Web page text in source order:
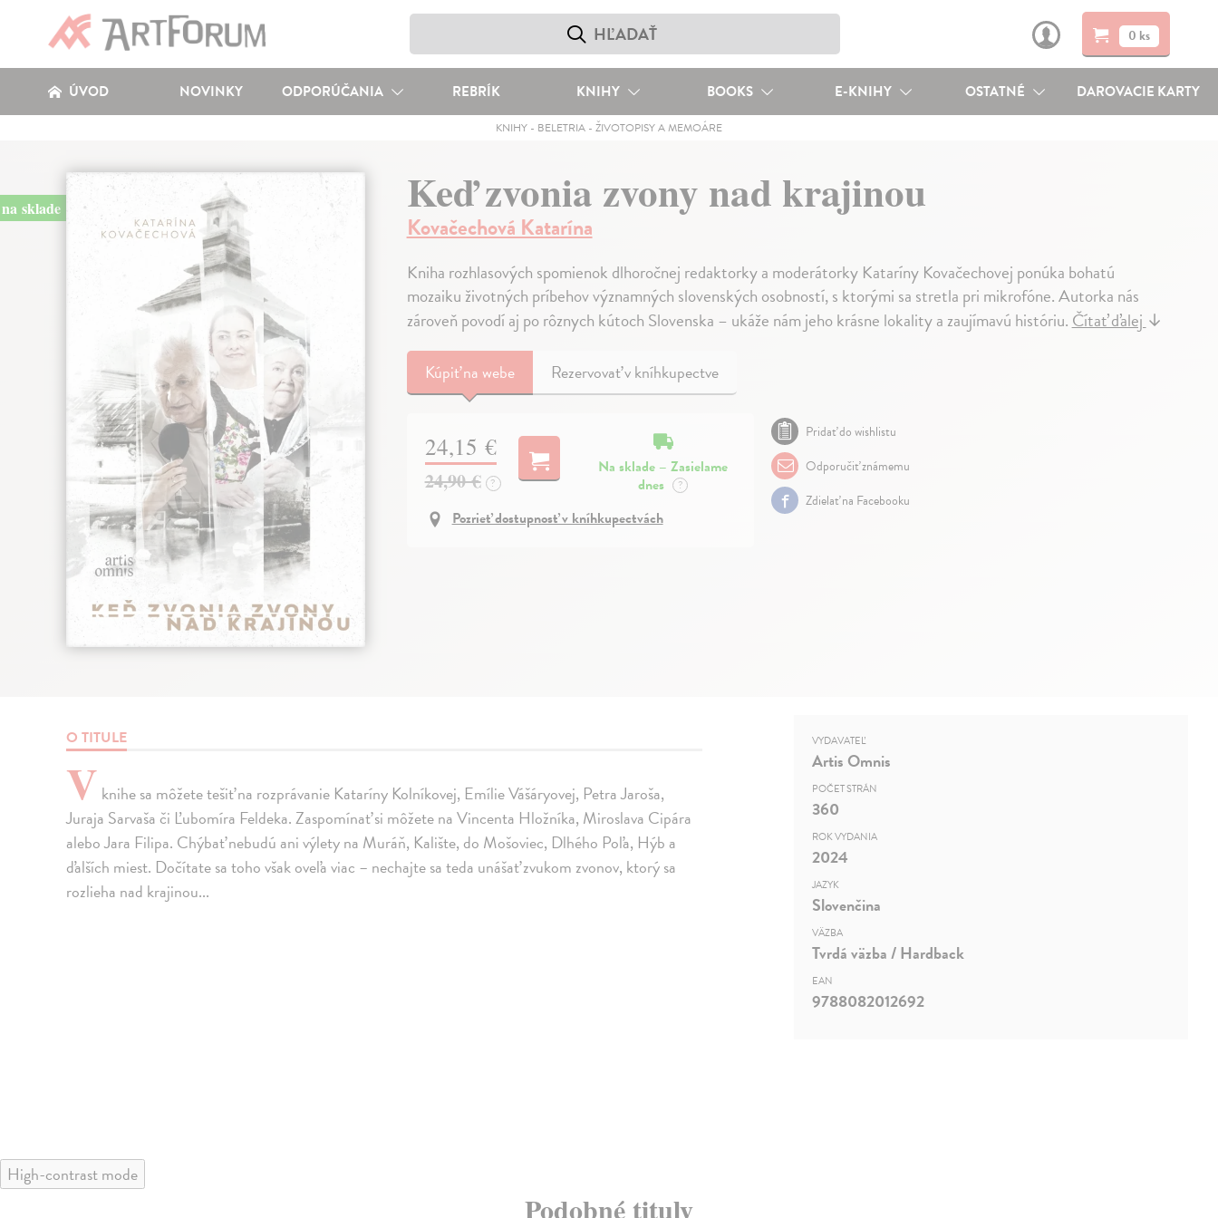
0 ks
ÚVOD NOVINKY ODPORÚČANIA REBRÍK KNIHY BOOKS E-KNIHY OSTATNÉ DAROVACIE KARTY
KNIHY- BELETRIA- ŽIVOTOPISY A MEMOÁRE
na sklade Keď zvonia zvony nad krajinou
Kovačechová Katarína
Kniha rozhlasových spomienok dlhoročnej redaktorky a moderátorky Kataríny Kovačechovej ponúka bohatú
mozaiku životných príbehov významných slovenských osobností, s ktorými sa stretla pri mikrofóne. Autorka nás
zároveň povodí aj po rôznych kútoch Slovenska – ukáže nám jeho krásne lokality a zaujímavú históriu.Čítať ďalej↓
Kúpiťna webe Rezervovať v kníhkupectve
24,15 €
24,90 € ?
Na sklade – Zasielame
dnes
?
Pozrieť dostupnosť v kníhkupectvách
Pridať do wishlistu
Odporučiť známemu
Zdielať na Facebooku
O TITULE
V knihe sa môžete tešiť na rozprávanie Kataríny Kolníkovej, Emílie Vášáryovej, Petra Jaroša,
Juraja Sarvaša či Ľubomíra Feldeka. Zaspomínať si môžete na Vincenta Hložníka, Miroslava Cipára
alebo Jara Filipa. Chýbať nebudú ani výlety na Muráň, Kalište, do Mošoviec, Dlhého Poľa, Hýb a
ďalších miest. Dočítate sa toho však oveľa viac – nechajte sa teda unášať zvukom zvonov, ktorý sa
rozlieha nad krajinou...
VYDAVATEĽ
Artis Omnis
POČET STRÁN
360
ROK VYDANIA
2024
JAZYK
Slovenčina
VÄZBA
Tvrdá väzba / Hardback
EAN
9788082012692
High-contrast mode
Podobné tituly